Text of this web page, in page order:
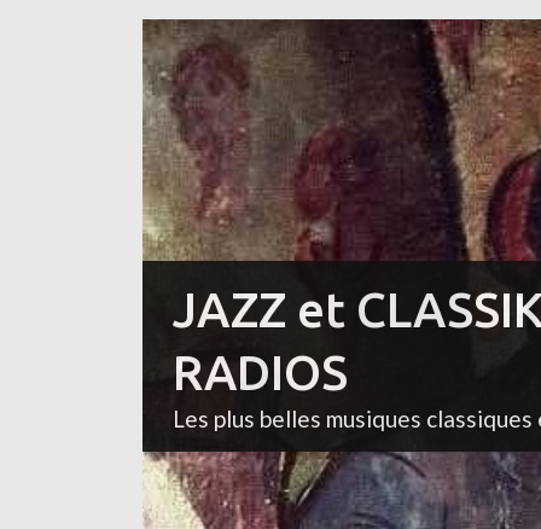
JAZZ et
RADIOS
Les plus belles musiques